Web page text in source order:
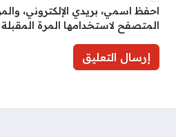
احفظ اسمي، بريدي الإلكتروني،
المتصفح لاستخدامها المرة